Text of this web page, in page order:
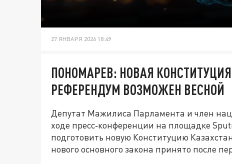
27 ЯНВАРЯ 2026 18:49
ПОНОМАРЕВ: НОВАЯ
РЕФЕРЕНДУМ ВОЗМОЖЕН ВЕСНОЙ
Депутат Мажилиса Парламента и член
ходе пресс‑конференции на площадке
подготовить новую Конституцию
нового основного закона принято после